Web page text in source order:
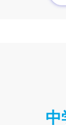
中